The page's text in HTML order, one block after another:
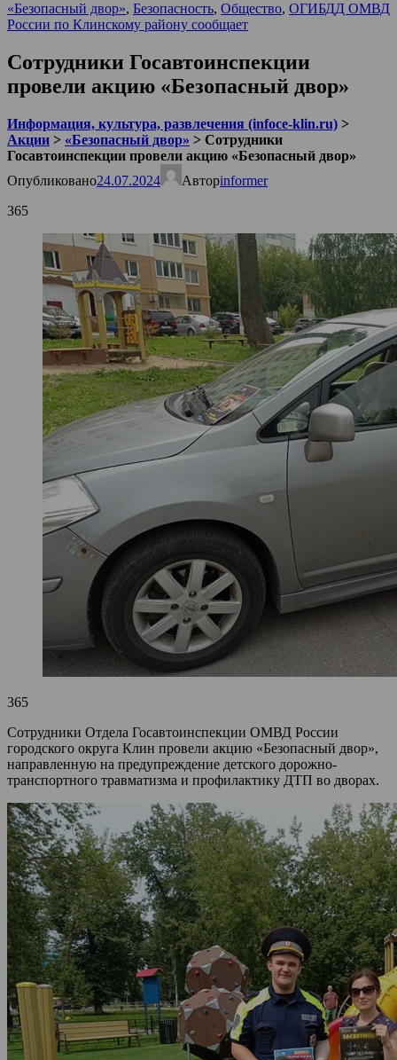
«Безопасный двор», Безопасность, Общество, ОГИБДД ОМВД
России по Клинскому району сообщает
Сотрудники Госавтоинспекции
провели акцию «Безопасный двор»
Информация, культура, развлечения (infoce-klin.ru) >
Акции > «Безопасный двор» > Сотрудники
Госавтоинспекции провели акцию «Безопасный двор»
Опубликовано24.07.2024 Авторinformer
365
365
Сотрудники Отдела Госавтоинспекции ОМВД России
городского округа Клин провели акцию «Безопасный двор»,
направленную на предупреждение детского дорожно-
транспортного травматизма и профилактику ДТП во дворах.